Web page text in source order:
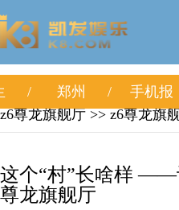
郑州 手机报
z6尊龙旗舰厅 >> z6尊龙旗
这个“村”长啥样 ——
尊龙旗舰厅